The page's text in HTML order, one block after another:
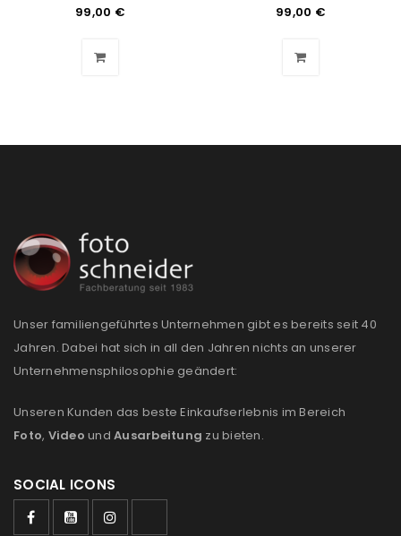
Benutzername oder E-Mail-Adresse
PASSWORT VERGESSEN?
REGISTRIEREN
E-Mail-Adresse*
NEWSLETTER ABONNIEREN
99,00 € 99,00 €
Unser familiengeführtes Unternehmen gibt es bereits seit 40
Jahren. Dabei hat sich in all den Jahren nichts an unserer
Unternehmensphilosophie geändert:
Unseren Kunden das beste Einkaufserlebnis im Bereich
Foto, Video und Ausarbeitung zu bieten.
SOCIAL ICONS